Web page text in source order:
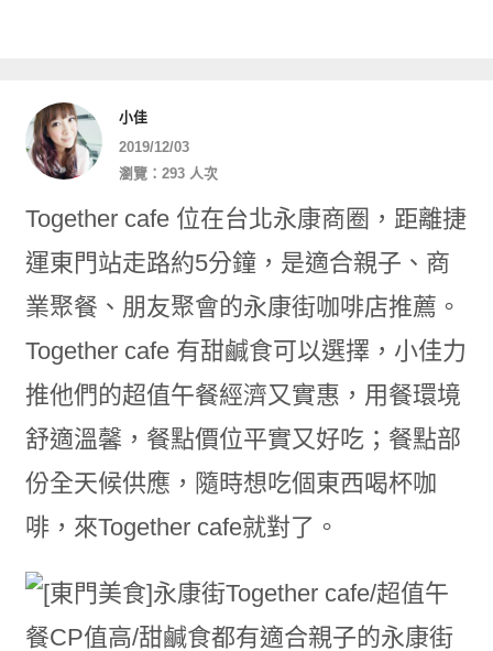
小佳
2019/12/03
瀏覽：293 人次
Together cafe 位在台北永康商圈，距離捷
運東門站走路約5分鐘，是適合親子、商
業聚餐、朋友聚會的永康街咖啡店推薦。
Together cafe 有甜鹹食可以選擇，小佳力
推他們的超值午餐經濟又實惠，用餐環境
舒適溫馨，餐點價位平實又好吃；餐點部
份全天候供應，隨時想吃個東西喝杯咖
啡，來Together cafe就對了。